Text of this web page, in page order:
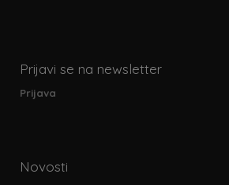
Prijavi se na newsletter
Prijava
Novosti